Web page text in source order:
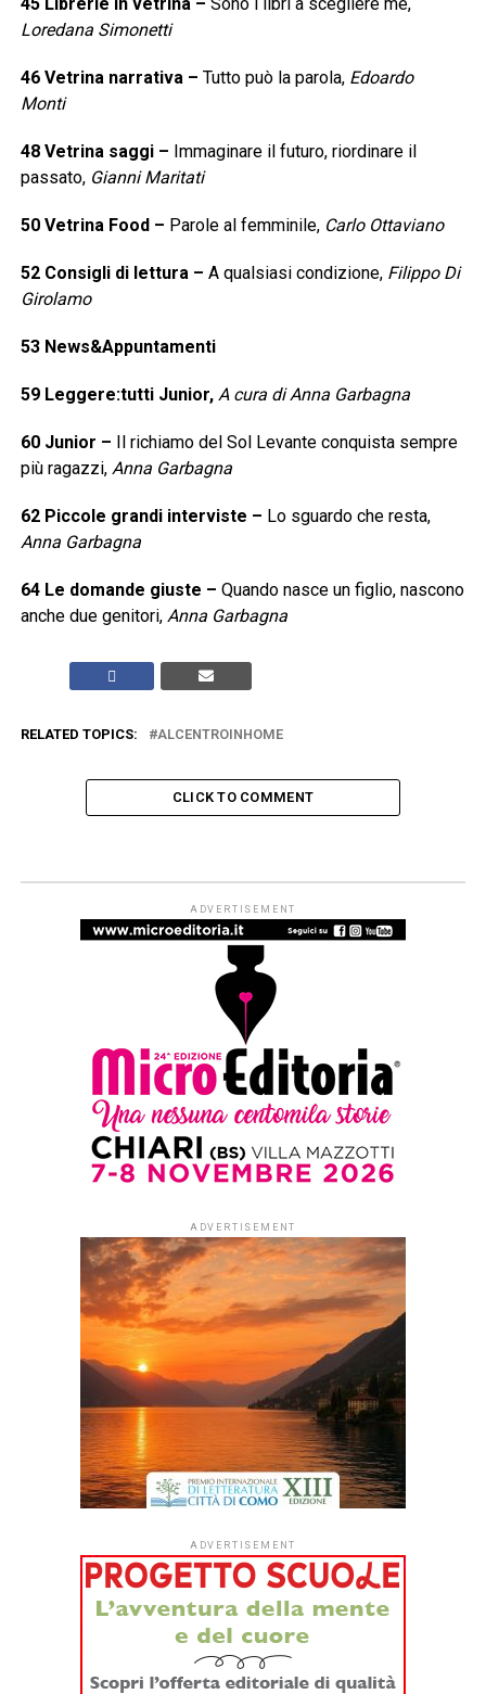
45 Librerie in vetrina– Sono i libri a scegliere me,
Loredana Simonetti
46 Vetrina narrativa– Tutto può la parola, Edoardo
Monti
48 Vetrina saggi– Immaginare il futuro, riordinare il
passato, Gianni Maritati
50 Vetrina Food – Parole al femminile, Carlo Ottaviano
52 Consigli di lettura– A qualsiasi condizione, Filippo Di
Girolamo
53 News&Appuntamenti
59 Leggere:tutti Junior, A cura di Anna Garbagna
60 Junior –
Il richiamo del Sol Levante conquista sempre
più ragazzi, Anna Garbagna
62 Piccole grandi interviste – Lo sguardo che resta,
Anna Garbagna
64 Le domande giuste – Quando nasce un figlio, nascono
anche due genitori, Anna Garbagna
RELATED TOPICS: ALCENTROINHOME
CLICK TO COMMENT
ARTICOLI & APPROFONDIMENTI
#ioleggoperché apre a tutti i nidi
d’Italia. Dal 1° settembre al via le
iscrizioni per partecipare alla
campagna di donazioni del 7-15
novembre
Published 2 settimane ago on 29 Luglio 2026
By Redazione Leggere:tutti
Dopo quattro anni di sperimentazione, #ioleggoperché
apre per la prima volta le iscrizioni a tutti gli asili nido
1° settembrele strutture educative per la
fascia 0-3 anni di tutto il Paese potranno aderire